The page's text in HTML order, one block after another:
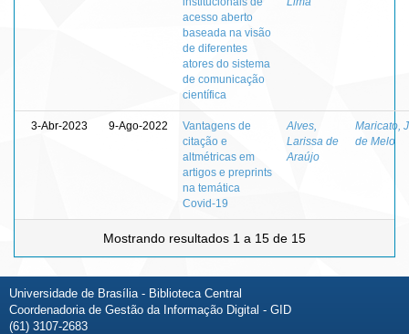
acesso aberto
baseada na visão
de diferentes
atores do sistema
de comunicação
científica
3-Abr-2023 9-Ago-2022
Vantagens de
citação e
altmétricas em
artigos e preprints
na temática
Covid-19
Alves,
Larissa de
Araújo
Maricato,
de Melo
Mostrando resultados 1 a 15 de 15
Universidade de Brasília - Biblioteca Central
Coordenadoria de Gestão da Informação Digital - GID
(61) 3107-2683